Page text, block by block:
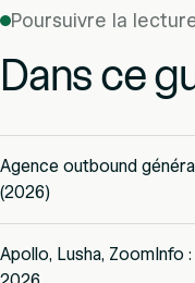
Poursuivre la
Dans ce
Agence outbound
(2026)
Apollo, Lusha, ZoomInfo